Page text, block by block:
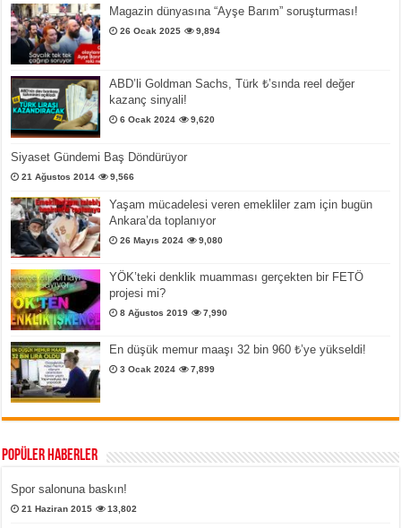
Magazin dünyasına “Ayşe Barım” soruşturması!
26 Ocak 2025 9,894
ABD’li Goldman Sachs, Türk ₺’sında reel değer
kazanç sinyali!
6 Ocak 2024 9,620
Siyaset Gündemi Baş Döndürüyor
21 Ağustos 2014 9,566
Yaşam mücadelesi veren emekliler zam için bugün
Ankara’da toplanıyor
26 Mayıs 2024 9,080
YÖK’teki denklik muamması gerçekten bir FETÖ
projesi mi?
8 Ağustos 2019 7,990
En düşük memur maaşı 32 bin 960 ₺’ye yükseldi!
3 Ocak 2024 7,899
Popüler Haberler
Spor salonuna baskın!
21 Haziran 2015 13,802